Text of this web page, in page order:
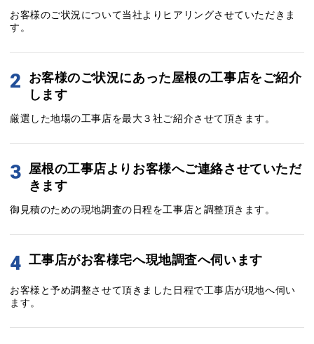
お客様のご状況について当社よりヒアリングさせていただきま
す。
2
お客様のご状況にあった屋根の工事店をご紹介
します
厳選した地場の工事店を最大３社ご紹介させて頂きます。
3 屋根の工事店よりお客様へご連絡させていただ
きます
御見積のための現地調査の日程を工事店と調整頂きます。
4 工事店がお客様宅へ現地調査へ伺います
お客様と予め調整させて頂きました日程で工事店が現地へ伺い
ます。